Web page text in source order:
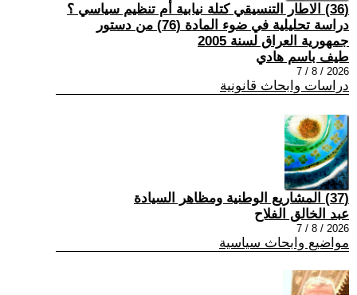
(36) الاطار التنسيقي كتلة نيابية أم تنظيم سياسي ؟
دراسة تحليلية في ضوء المادة (76) من دستور
جمهورية العراق لسنة 2005
طيف باسم هادي
2026 / 8 / 7
دراسات وابحاث قانونية
(37) المشاريع الوطنية ومظاهر السيادة
عبد الخالق الفلاح
2026 / 8 / 7
مواضيع وابحاث سياسية